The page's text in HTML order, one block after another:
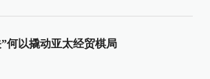
何以撬动亚太经贸棋局